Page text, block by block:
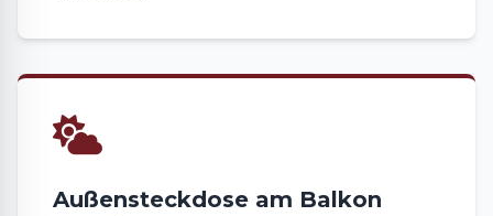
Außensteckdose am Balkon